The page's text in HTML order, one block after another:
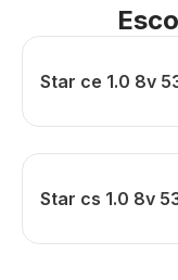
Star ce 1.0 8v
Star cs 1.0 8v